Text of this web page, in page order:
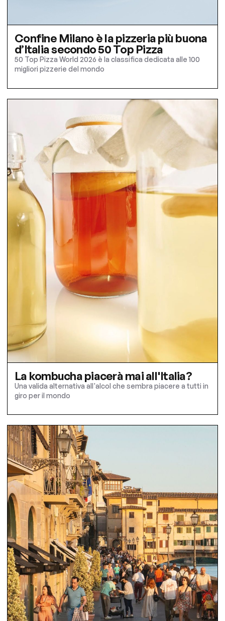
Confine Milano è la pizzeria più buona
d’Italia secondo 50 Top Pizza
50 Top Pizza World 2026 è la classifica dedicata alle 100
migliori pizzerie del mondo
La kombucha piacerà mai all'Italia?
Una valida alternativa all'alcol che sembra piacere a tutti in
giro per il mondo